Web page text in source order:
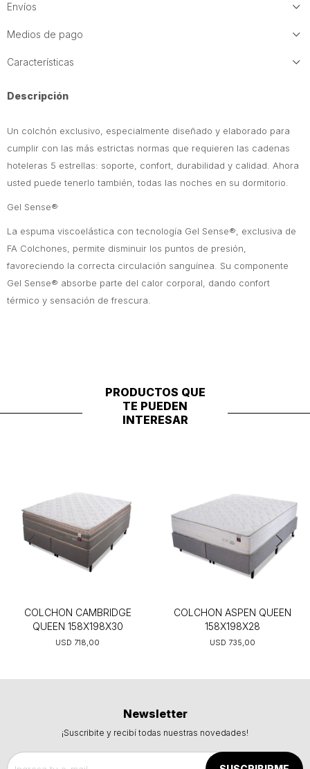
Envíos
Medios de pago
Características
Descripción
Un colchón exclusivo, especialmente diseñado y elaborado para
cumplir con las más estrictas normas que requieren las cadenas
hoteleras 5 estrellas: soporte, confort, durabilidad y calidad. Ahora
usted puede tenerlo también, todas las noches en su dormitorio.
Gel Sense®
La espuma viscoelástica con tecnología Gel Sense®, exclusiva de
FA Colchones, permite disminuir los puntos de presión,
favoreciendo la correcta circulación sanguínea. Su componente
Gel Sense® absorbe parte del calor corporal, dando confort
térmico y sensación de frescura.
PRODUCTOS QUE
TE PUEDEN
INTERESAR
COLCHON CAMBRIDGE
QUEEN 158X198X30
USD 718,00
COLCHON ASPEN QUEEN
158X198X28
USD 735,00
Newsletter
¡Suscribite y recibí todas nuestras novedades!